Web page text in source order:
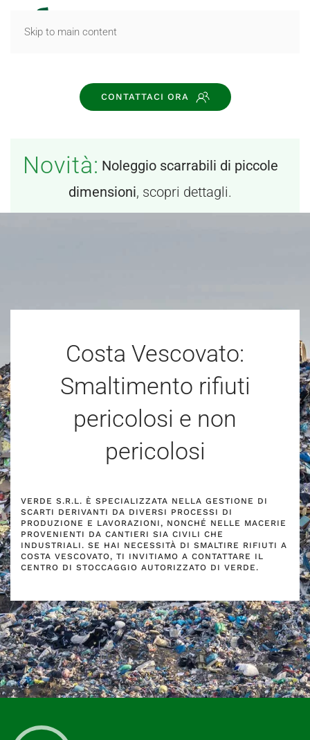
Skip to main content
CONTATTACI ORA
Novità: Noleggio scarrabili di piccole
dimensioni, scopri dettagli.
Costa Vescovato:
Smaltimento rifiuti
pericolosi e non
pericolosi
VERDE S.R.L. È SPECIALIZZATA NELLA GESTIONE DI
SCARTI DERIVANTI DA DIVERSI PROCESSI DI
PRODUZIONE E LAVORAZIONI, NONCHÉ NELLE MACERIE
PROVENIENTI DA CANTIERI SIA CIVILI CHE
INDUSTRIALI. SE HAI NECESSITÀ DI SMALTIRE RIFIUTI A
COSTA VESCOVATO, TI INVITIAMO A CONTATTARE IL
CENTRO DI STOCCAGGIO AUTORIZZATO DI VERDE.